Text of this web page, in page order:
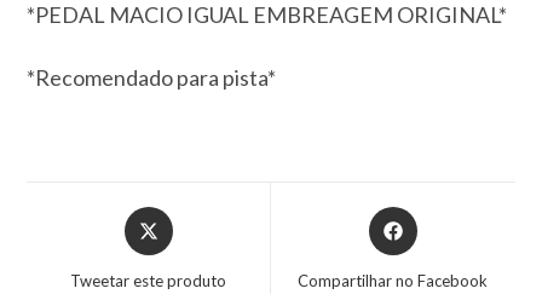
*PEDAL MACIO IGUAL EMBREAGEM ORIGINAL*
*Recomendado para pista*
Tweetar este produto Compartilhar no Facebook